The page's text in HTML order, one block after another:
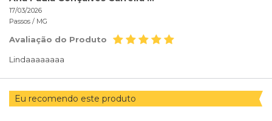
17/03/2026
Passos / MG
Avaliação do Produto
Lindaaaaaaaa
Eu recomendo este produto